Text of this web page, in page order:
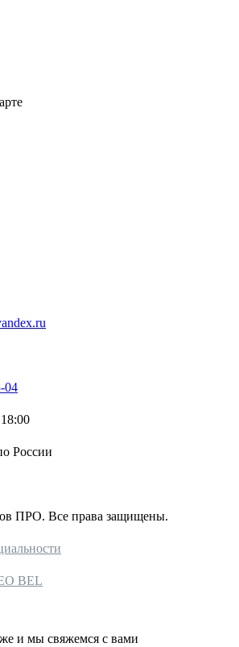
04
России
ПРО. Все права защищены.
BEL
и мы свяжемся с вами